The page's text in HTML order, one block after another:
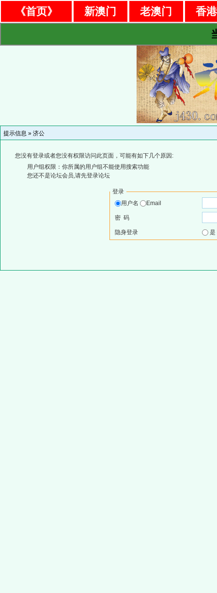
《首页》 新澳门 老澳门
香
提示信息 » 济公
您没有登录或者您没有权限访问此页面，可能有如下几个原因:
用户组权限：你所属的用户组不能使用搜索功能
您还不是论坛会员,请先登录论坛
登录
用户名
Email
密 码
隐身登录